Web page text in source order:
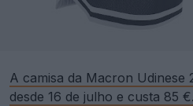
A camisa da Macron Udinese
desde 16 de julho e custa 85 €.